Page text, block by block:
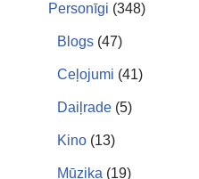
Personīgi (348)
Blogs (47)
Ceļojumi (41)
Daiļrade (5)
Kino (13)
Mūzika (19)